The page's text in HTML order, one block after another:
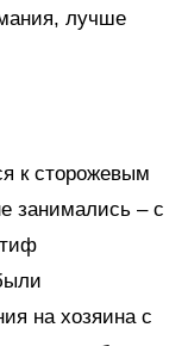
лучше
к сторожевым
занимались – с
на хозяина с